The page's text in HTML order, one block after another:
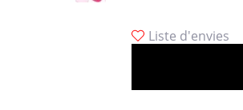
Liste d'envies